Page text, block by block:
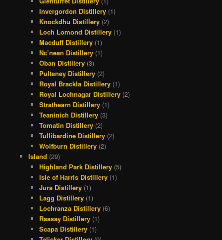
Invergordon Distillery (1)
Knockdhu Distillery (2)
Loch Lomond Distillery (1)
Macduff Distillery (1)
Nc’nean Distillery (1)
Oban Distillery (3)
Pulteney Distillery (2)
Royal Brackla Distillery (1)
Royal Lochnagar Distillery (2)
Strathearn Distillery (1)
Teaninich Distillery (3)
Tomatin Distillery (2)
Tullibardine Distillery (2)
Wolfburn Distillery (2)
Island (29)
Highland Park Distillery (5)
Isle of Harris Distillery (1)
Jura Distillery (1)
Lagg Distillery (1)
Lochranza Distillery (6)
Raasay Distillery (1)
Scapa Distillery (1)